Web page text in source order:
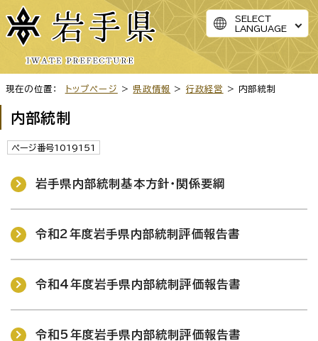
SELECT
LANGUAGE
現在の位置： トップページ > 県政情報 > 行政経営 > 内部統制
内部統制
ページ番号1019151
岩手県内部統制基本方針・関係要綱
令和2年度岩手県内部統制評価報告書
令和4年度岩手県内部統制評価報告書
令和5年度岩手県内部統制評価報告書